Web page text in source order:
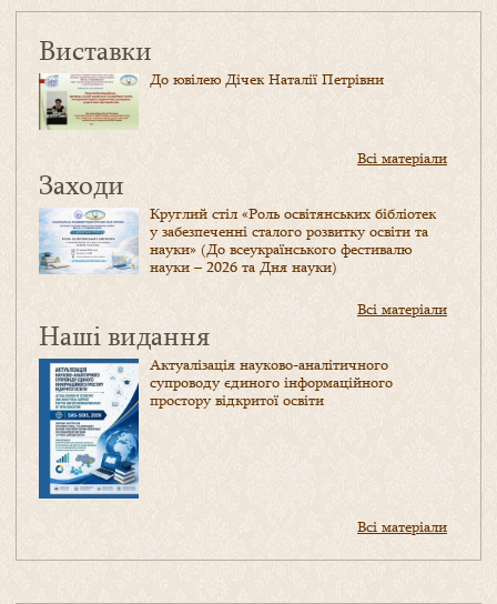
Виставки
До ювілею Дічек Наталії Петрівни
Всі матеріали
Заходи
Круглий стіл «Роль освітянських бібліотек
у забезпеченні сталого розвитку освіти та
науки» (До всеукраїнського фестивалю
науки – 2026 та Дня науки)
Всі матеріали
Наші видання
Актуалізація науково-аналітичного
супроводу єдиного інформаційного
простору відкритої освіти
Всі матеріали